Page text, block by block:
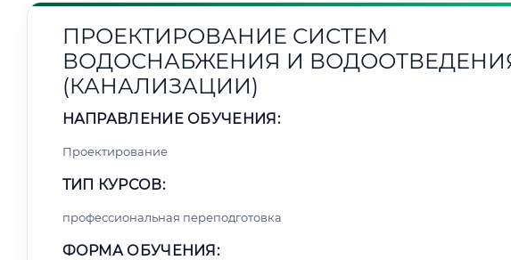
ПРОЕКТИРОВАНИЕ СИСТЕМ
ВОДОСНАБЖЕНИЯ И
(КАНАЛИЗАЦИИ)
НАПРАВЛЕНИЕ ОБУЧЕНИЯ:
Проектирование
ТИП КУРСОВ:
профессиональная переподготовка
ФОРМА ОБУЧЕНИЯ: